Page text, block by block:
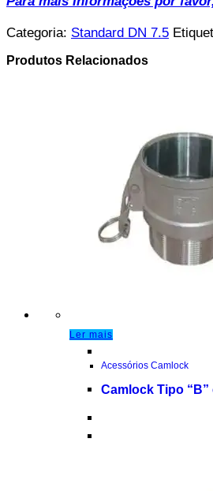
Categoria: Standard DN 7.5
Produtos Relacionados
Ler mais
Acessórios Camlock
Camlock Tipo “B”